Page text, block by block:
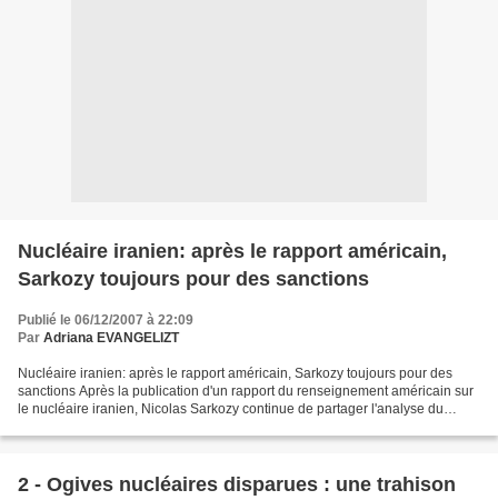
Nucléaire iranien: après le rapport américain,
Sarkozy toujours pour des sanctions
Publié le 06/12/2007 à 22:09
Par Adriana EVANGELIZT
Nucléaire iranien: après le rapport américain, Sarkozy toujours pour des
sanctions Après la publication d'un rapport du renseignement américain sur
le nucléaire iranien, Nicolas Sarkozy continue de partager l'analyse du
2 - Ogives nucléaires disparues : une trahison